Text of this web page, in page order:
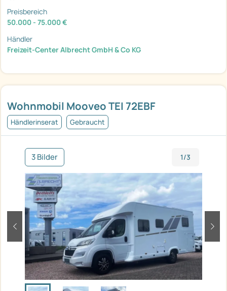
Wohnmobil Mooveo TEI 72EBF
Händlerinserat Gebraucht
3 Bilder 1/3
zurück
Preisbereich
50.000 - 75.000 €
Händler
Freizeit-Center Albrecht GmbH & Co KG